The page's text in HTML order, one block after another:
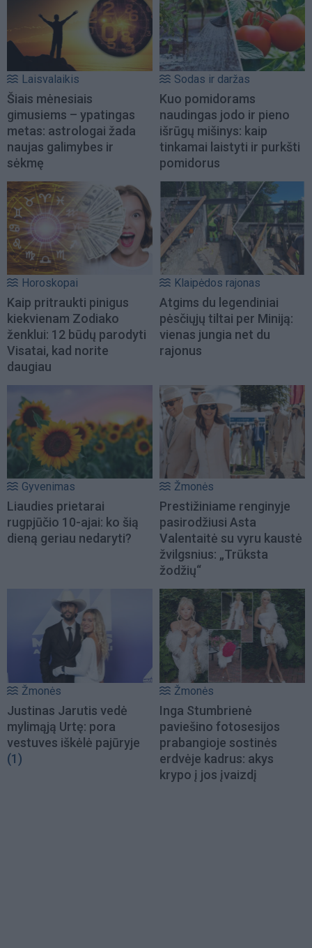
Laisvalaikis
Šiais mėnesiais
gimusiems – ypatingas
metas: astrologai žada
naujas galimybes ir
sėkmę
Sodas ir daržas
Kuo pomidorams
naudingas jodo ir pieno
išrūgų mišinys: kaip
tinkamai laistyti ir purkšti
pomidorus
Horoskopai
Kaip pritraukti pinigus
kiekvienam Zodiako
ženklui: 12 būdų parodyti
Visatai, kad norite
daugiau
Klaipėdos rajonas
Atgims du legendiniai
pėsčiųjų tiltai per Miniją:
vienas jungia net du
rajonus
Gyvenimas
Liaudies prietarai
rugpjūčio 10-ajai: ko šią
dieną geriau nedaryti?
Žmonės
Prestižiniame renginyje
pasirodžiusi Asta
Valentaitė su vyru kaustė
žvilgsnius: „Trūksta
žodžių“
Žmonės
Justinas Jarutis vedė
mylimąją Urtę: pora
vestuves iškėlė pajūryje
(1)
Žmonės
Inga Stumbrienė
paviešino fotosesijos
prabangioje sostinės
erdvėje kadrus: akys
krypo į jos įvaizdį